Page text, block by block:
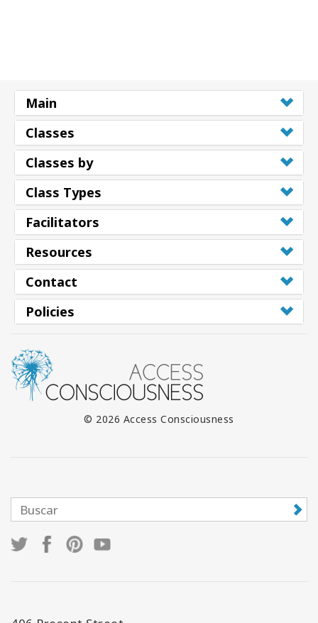
Main
Classes
Classes by
Class Types
Facilitators
Resources
Contact
Policies
© 2026 Access Consciousness